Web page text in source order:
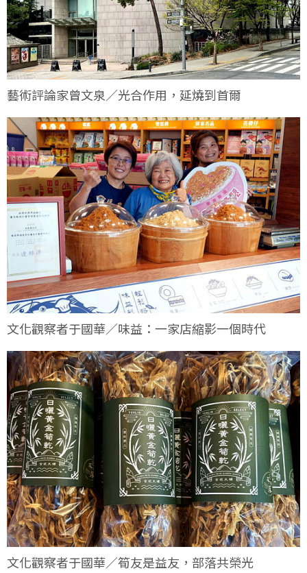
藝術評論家曾文泉／光合作用，延燒到首爾
文化觀察者于國華／味益：一家店縮影一個時代
文化觀察者于國華／筍友是益友，部落共榮光